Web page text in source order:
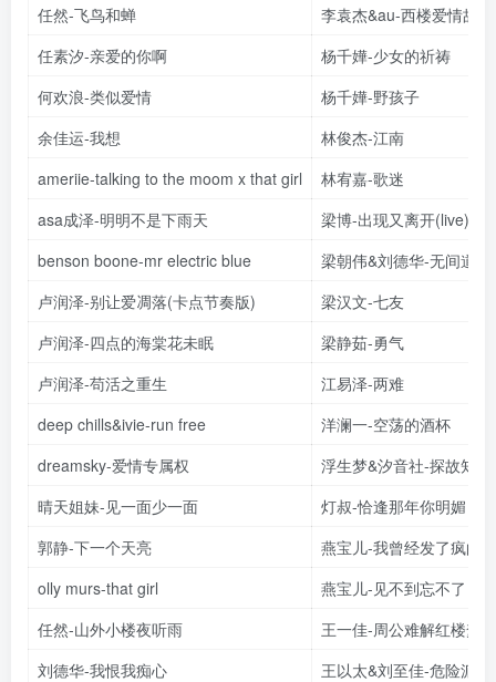
任然-飞鸟和蝉
李袁杰&au-西楼爱情故事
任素汐-亲爱的你啊
杨千嬅-少女的祈祷
何欢浪-类似爱情
杨千嬅-野孩子
余佳运-我想
林俊杰-江南
ameriie-talking to the moom x that girl
林宥嘉-歌迷
asa成泽-明明不是下雨天
梁博-出现又离开(live)
benson boone-mr electric blue
梁朝伟&刘德华-无间道
卢润泽-别让爱凋落(卡点节奏版)
梁汉文-七友
卢润泽-四点的海棠花未眠
梁静茹-勇气
卢润泽-苟活之重生
江易泽-两难
deep chills&ivie-run free
洋澜一-空荡的酒杯
dreamsky-爱情专属权
浮生梦&汐音社-探故知
晴天姐妹-见一面少一面
灯叔-恰逢那年你明媚
郭静-下一个天亮
燕宝儿-我曾经发了疯的想
olly murs-that girl
燕宝儿-见不到忘不了
任然-山外小楼夜听雨
王一佳-周公难解红楼梦
刘德华-我恨我痴心
王以太&刘至佳-危险派对